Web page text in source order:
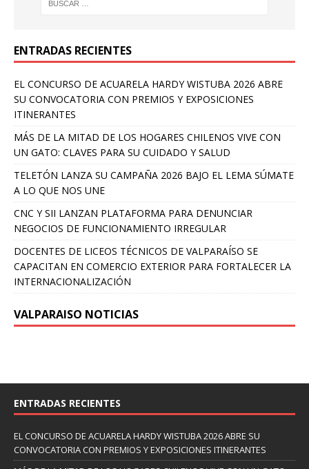
ENTRADAS RECIENTES
EL CONCURSO DE ACUARELA HARDY WISTUBA 2026 ABRE
SU CONVOCATORIA CON PREMIOS Y EXPOSICIONES
ITINERANTES
MÁS DE LA MITAD DE LOS HOGARES CHILENOS VIVE CON
UN GATO: CLAVES PARA SU CUIDADO Y SALUD
TELETÓN LANZA SU CAMPAÑA 2026 BAJO EL LEMA SÚMATE
A LO QUE NOS UNE
CNC Y SII LANZAN PLATAFORMA PARA DENUNCIAR
NEGOCIOS DE FUNCIONAMIENTO IRREGULAR
DOCENTES DE LICEOS TÉCNICOS DE VALPARAÍSO SE
CAPACITAN EN COMERCIO EXTERIOR PARA FORTALECER LA
INTERNACIONALIZACIÓN
VALPARAISO NOTICIAS
ENTRADAS RECIENTES
EL CONCURSO DE ACUARELA HARDY WISTUBA 2026 ABRE SU
CONVOCATORIA CON PREMIOS Y EXPOSICIONES ITINERANTES